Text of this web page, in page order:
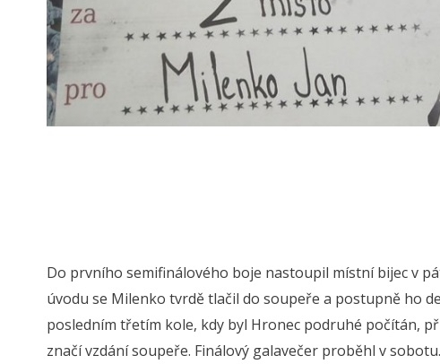
Do prvního semifinálového boje nastoupil místní bijec v
úvodu se Milenko tvrdě tlačil do soupeře a postupně ho
posledním třetím kole, kdy byl Hronec podruhé počítán,
značí vzdání soupeře. Finálový galavečer proběhl v